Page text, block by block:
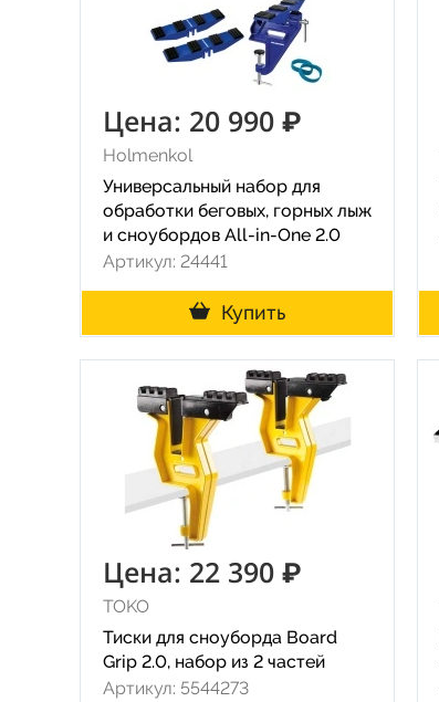
Цена: 20 990 ₽
Holmenkol
Универсальный набор для
обработки беговых, горных лыж
и сноубордов All-in-One 2.0
Артикул: 24441
Купить
Цена: 22 390 ₽
TOKO
Тиски для сноуборда Board
Grip 2.0, набор из 2 частей
Артикул: 5544273